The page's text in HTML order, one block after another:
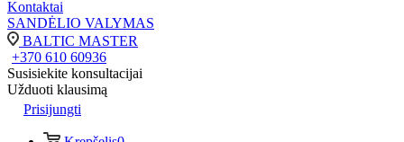
Kontaktai
SANDĖLIO VALYMAS
BALTIC MASTER
+370 610 60936
Susisiekite konsultacijai
Užduoti klausimą
Prisijungti